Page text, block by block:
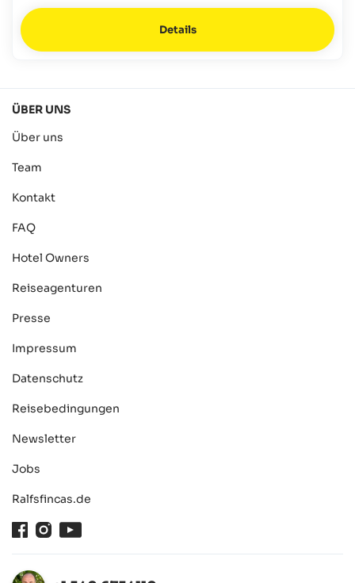
Details
ÜBER UNS
Über uns
Team
Kontakt
FAQ
Hotel Owners
Reiseagenturen
Presse
Impressum
Datenschutz
Reisebedingungen
Newsletter
Jobs
Ralfsfincas.de
FacebookInstagram